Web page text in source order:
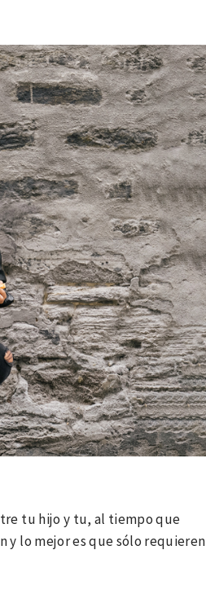
tu hijo y tu, al tiempo que
y lo mejor es que sólo requieren